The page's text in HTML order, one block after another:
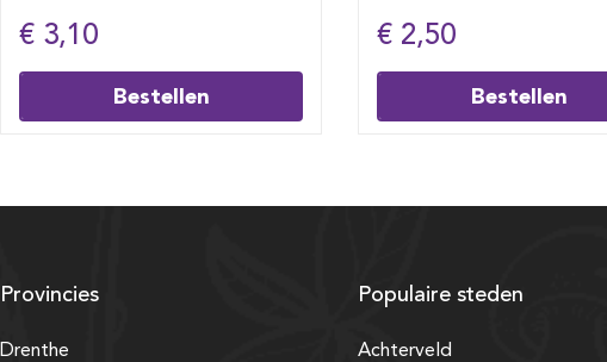
€ 2,50
Bestellen
€ 2,50
Bestellen
Provincies
Drenthe
Populaire steden
Achterveld